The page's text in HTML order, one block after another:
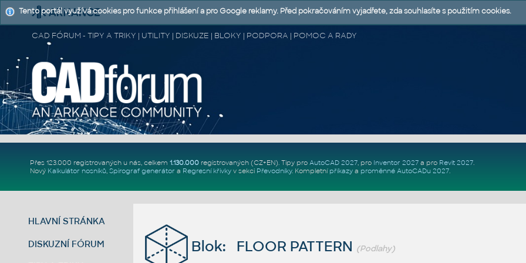
CAD FÓRUM - TIPY A TRIKY | UTILITY | DISKUZE | BLOKY | PODPORA | POMOC A RADY
Přes 123.000 registrovaných u nás, celkem 1.130.000registrovaných (CZ+EN). Tipy pro AutoCAD 2027, pro Inventor 2027a pro Revit 2027.
Nový Kalkulátor nosníků, Spirograf generátor a Regresní křivkyv sekci Převodníky. Kompletní příkazya proměnné AutoCADu 2027.
HLAVNÍ STRÁNKA
DISKUZNÍ FÓRUM Blok: FLOOR PATTERN (Podlahy)
Tento portál využívá cookies pro funkce přihlášení a pro Google reklamy. Před pokračováním vyjadřete, zda souhlasíte s použitím cookies.